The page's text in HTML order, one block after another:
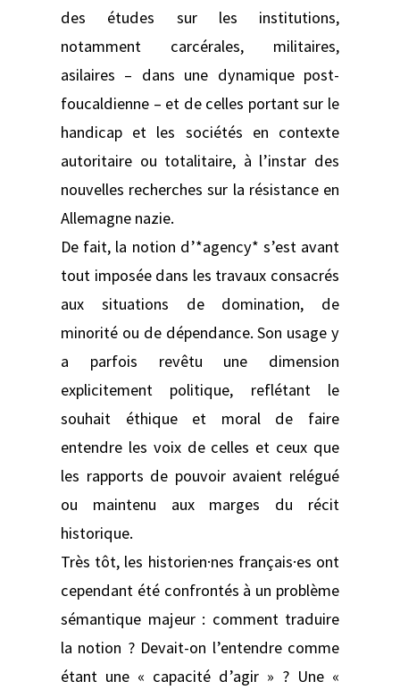
des études sur les institutions,
notamment carcérales, militaires,
asilaires – dans une dynamique post-
foucaldienne – et de celles portant sur le
handicap et les sociétés en contexte
autoritaire ou totalitaire, à l’instar des
nouvelles recherches sur la résistance en
Allemagne nazie.
De fait, la notion d’*agency* s’est avant
tout imposée dans les travaux consacrés
aux situations de domination, de
minorité ou de dépendance. Son usage y
a parfois revêtu une dimension
explicitement politique, reflétant le
souhait éthique et moral de faire
entendre les voix de celles et ceux que
les rapports de pouvoir avaient relégué
ou maintenu aux marges du récit
historique.
Très tôt, les historien·nes français·es ont
cependant été confrontés à un problème
sémantique majeur : comment traduire
la notion ? Devait-on l’entendre comme
étant une « capacité d’agir » ? Une «